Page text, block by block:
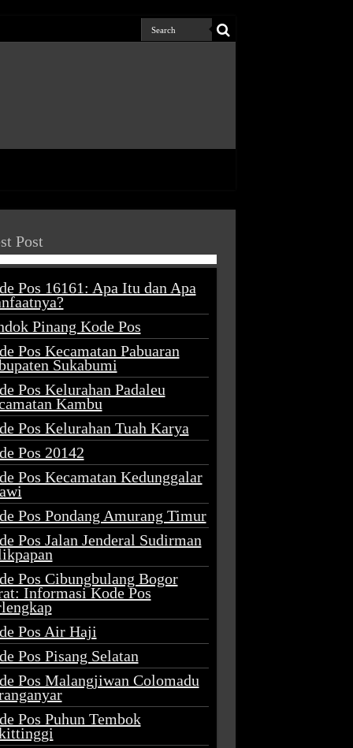
Post
Pos 16161: Apa Itu dan Apa
Pinang Kode Pos
Pos Kecamatan Pabuaran
Sukabumi
Pos Kelurahan Padaleu
Kambu
Pos Kelurahan Tuah Karya
Pos 20142
Pos Kecamatan Kedunggalar
Pos Pondang Amurang Timur
Pos Jalan Jenderal Sudirman
Pos Cibungbulang Bogor
Informasi Kode Pos
Pos Air Haji
Pos Pisang Selatan
Pos Malangjiwan Colomadu
Pos Puhun Tembok